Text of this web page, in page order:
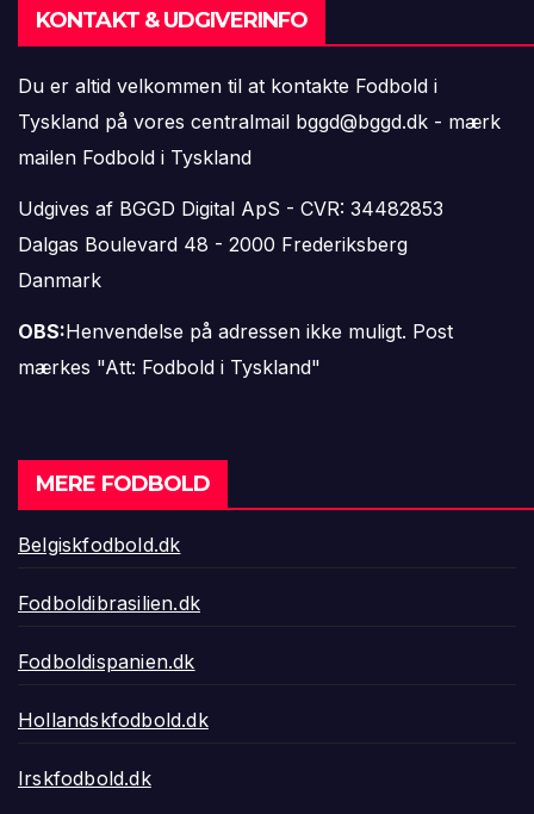
KONTAKT & UDGIVERINFO
Du er altid velkommen til at kontakte Fodbold i
Tyskland på vores centralmail bggd@bggd.dk - mærk
mailen Fodbold i Tyskland
Udgives af BGGD Digital ApS - CVR: 34482853
Dalgas Boulevard 48 - 2000 Frederiksberg
Danmark
OBS:Henvendelse på adressen ikke muligt. Post
mærkes "Att: Fodbold i Tyskland"
MERE FODBOLD
Belgiskfodbold.dk
Fodboldibrasilien.dk
Fodboldispanien.dk
Hollandskfodbold.dk
Irskfodbold.dk